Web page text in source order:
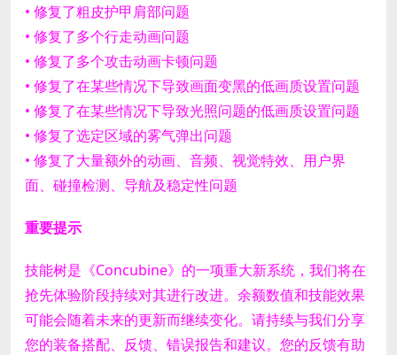
• 修复了粗皮护甲肩部问题
• 修复了多个行走动画问题
• 修复了多个攻击动画卡顿问题
• 修复了在某些情况下导致画面变黑的低画质设置问题
• 修复了在某些情况下导致光照问题的低画质设置问题
• 修复了选定区域的雾气弹出问题
• 修复了大量额外的动画、音频、视觉特效、用户界
面、碰撞检测、导航及稳定性问题
重要提示
技能树是《Concubine》的一项重大新系统，我们将在
抢先体验阶段持续对其进行改进。 余额数值和技能效果
可能会随着未来的更新而继续变化。请持续与我们分享
您的装备搭配、反馈、错误报告和建议。您的反馈有助